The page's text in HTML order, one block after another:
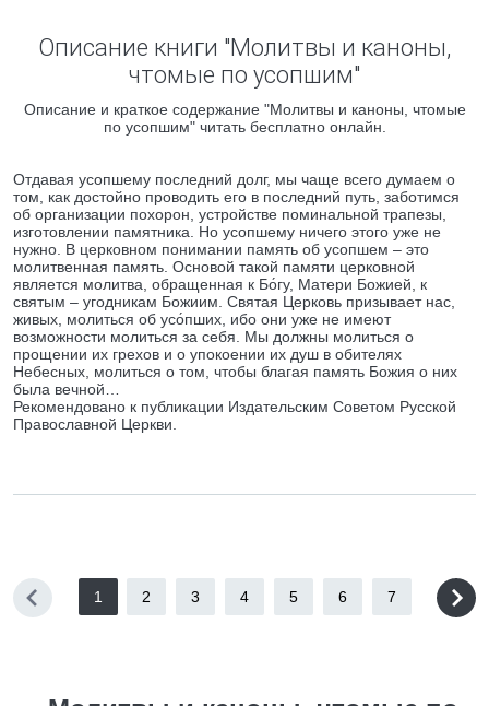
Описание книги "Молитвы и каноны,
чтомые по усопшим"
Описание и краткое содержание "Молитвы и каноны, чтомые
по усопшим" читать бесплатно онлайн.
Отдавая усопшему последний долг, мы чаще всего думаем о
том, как достойно проводить его в последний путь, заботимся
об организации похорон, устройстве поминальной трапезы,
изготовлении памятника. Но усопшему ничего этого уже не
нужно. В церковном понимании память об усопшем – это
молитвенная память. Основой такой памяти церковной
является молитва, обращенная к Бо́гу, Матери Божией, к
святым – угодникам Божиим. Святая Церковь призывает нас,
живых, молиться об усо́пших, ибо они уже не имеют
возможности молиться за себя. Мы должны молиться о
прощении их грехов и о упокоении их душ в обителях
Небесных, молиться о том, чтобы благая память Божия о них
была вечной…
Рекомендовано к публикации Издательским Советом Русской
Православной Церкви.
1 2 3 4 5 6 7